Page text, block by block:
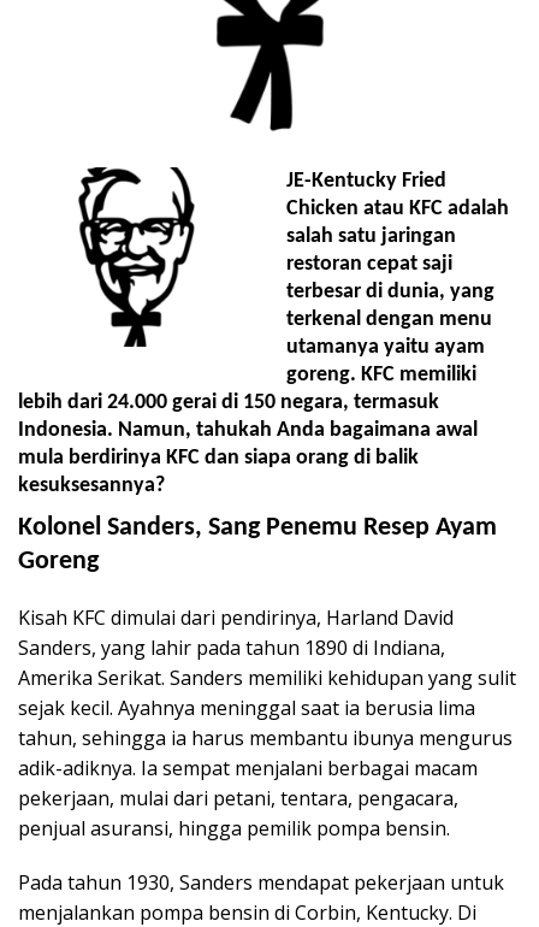
JE-Kentucky Fried
Chicken atau KFC adalah
salah satu jaringan
restoran cepat saji
terbesar di dunia, yang
terkenal dengan menu
utamanya yaitu ayam
goreng. KFC memiliki
lebih dari 24.000 gerai di 150 negara, termasuk
Indonesia. Namun, tahukah Anda bagaimana awal
mula berdirinya KFC dan siapa orang di balik
kesuksesannya?
Kolonel Sanders, Sang Penemu Resep Ayam
Goreng
Kisah KFC dimulai dari pendirinya, Harland David
Sanders, yang lahir pada tahun 1890 di Indiana,
Amerika Serikat. Sanders memiliki kehidupan yang sulit
sejak kecil. Ayahnya meninggal saat ia berusia lima
tahun, sehingga ia harus membantu ibunya mengurus
adik-adiknya. Ia sempat menjalani berbagai macam
pekerjaan, mulai dari petani, tentara, pengacara,
penjual asuransi, hingga pemilik pompa bensin.
Pada tahun 1930, Sanders mendapat pekerjaan untuk
menjalankan pompa bensin di Corbin, Kentucky. Di